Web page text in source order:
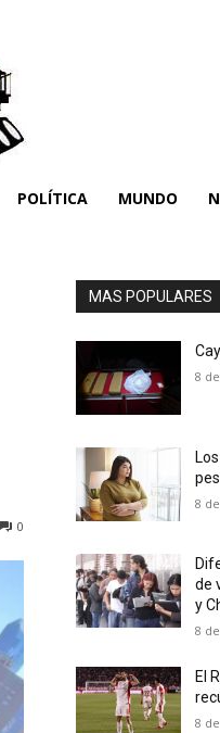
POLÍTICA MUNDO
0
MAS POPULARES
8
8
de
y
8
El
8